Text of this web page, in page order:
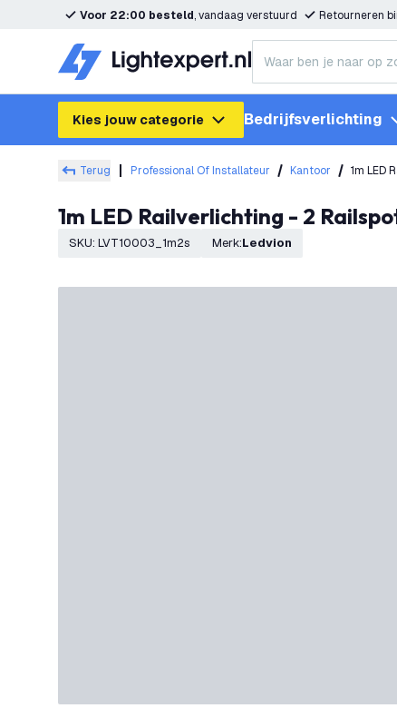
Voor 22:00 besteld, vandaag verstuurd Retourneren
Kies jouw categorie Bedrijfsverlichting
Terug Professional Of Installateur Kantoor 1m LED
1m LED Railverlichting - 2
SKU: LVT10003_1m2s Merk: Ledvion